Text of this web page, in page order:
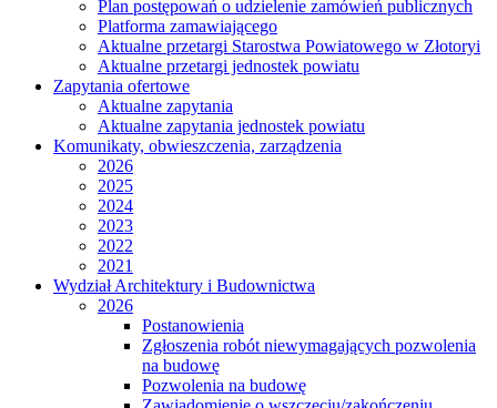
Plan postępowań o udzielenie zamówień publicznych
Platforma zamawiającego
Aktualne przetargi Starostwa Powiatowego w Złotoryi
Aktualne przetargi jednostek powiatu
Zapytania ofertowe
Aktualne zapytania
Aktualne zapytania jednostek powiatu
Komunikaty, obwieszczenia, zarządzenia
2026
2025
2024
2023
2022
2021
Wydział Architektury i Budownictwa
2026
Postanowienia
Zgłoszenia robót niewymagających pozwolenia
na budowę
Pozwolenia na budowę